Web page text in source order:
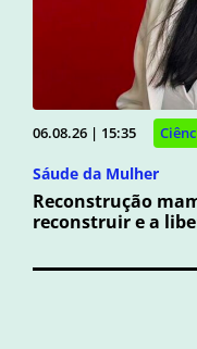
06.08.26 | 15:35
Sáude da Mulher
Reconstrução
reconstruir e a